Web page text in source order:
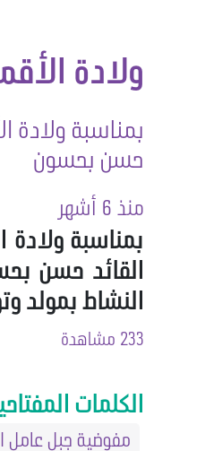
ولادة
بمناسبة ولادة
حسن بحسون
منذ 6 أشهر
بمناسبة ولادة
القائد حسن
النشاط بمولد
233 مشاهدة
الكلمات
مفوضية جبل عامل